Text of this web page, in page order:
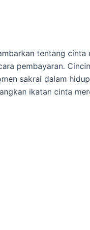
tentang
pembayaran.
sakral dalam
ikatan cinta